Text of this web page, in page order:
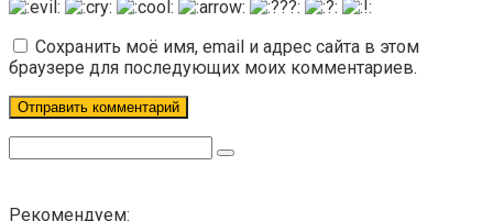
Сохранить моё имя, email и адрес сайта в этом
браузере для последующих моих комментариев.
Рекомендуем: